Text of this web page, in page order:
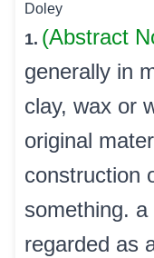
Doley
1. (Abstract
generally in
clay, wax or
original
construction
something.
regarded as